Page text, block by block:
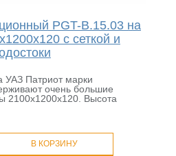
PGT-B.15.03 на
с сеткой и
УАЗ Патриот марки
очень большие
2100х1200х120. Высота
В КОРЗИНУ